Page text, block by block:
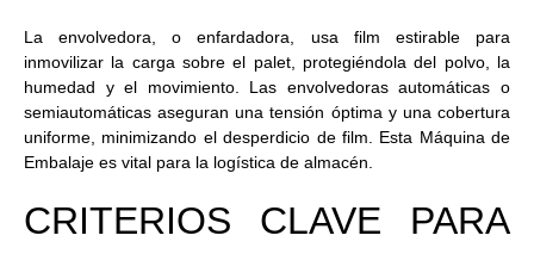
La envolvedora, o enfardadora, usa film estirable para
inmovilizar la carga sobre el palet, protegiéndola del polvo, la
humedad y el movimiento. Las envolvedoras automáticas o
semiautomáticas aseguran una tensión óptima y una cobertura
uniforme, minimizando el desperdicio de film. Esta Máquina de
Embalaje es vital para la logística de almacén.
CRITERIOS CLAVE PARA